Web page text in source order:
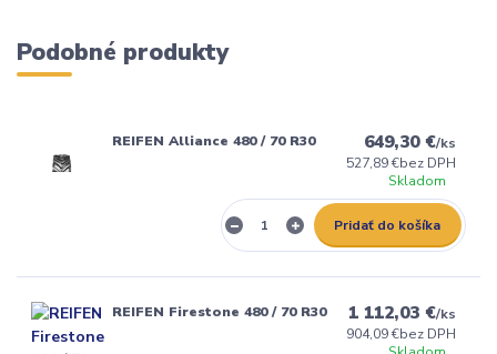
Podobné produkty
REIFEN Alliance 480 / 70 R30 649,30 €/ks
527,89 €bez DPH
Skladom
Pridať do košíka
REIFEN Firestone 480 / 70 R30 1 112,03 €/ks
904,09 €bez DPH